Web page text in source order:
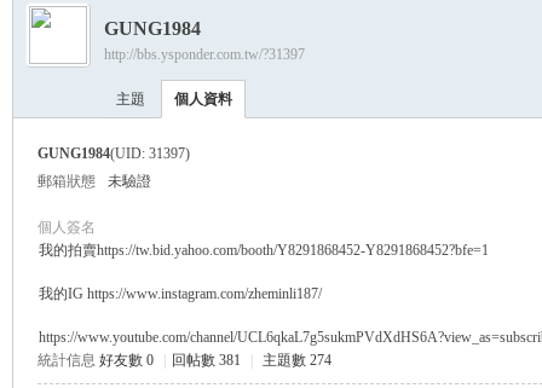
›
GUNG1984
http://bbs.ysponder.com.tw/?31397
主題 個人資料
GUNG1984(UID: 31397)
郵箱狀態
未驗證
個人簽名
我的拍賣https://tw.bid.yahoo.com/booth/Y8291868452-Y8291868452?bfe=1
我的IG https://www.instagram.com/zheminli187/
https://www.youtube.com/channel/
統計信息 好友數 0 回帖數 381 主題數 274